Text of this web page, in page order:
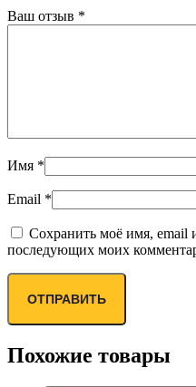
Ваш отзыв *
Имя *
Email *
Сохранить моё имя, email
последующих моих
Похожие товары